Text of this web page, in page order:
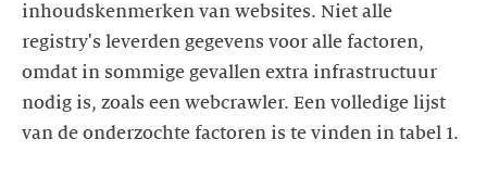
inhoudskenmerken van websites. Niet alle
registry's leverden gegevens voor alle factoren,
omdat in sommige gevallen extra infrastructuur
nodig is, zoals een webcrawler. Een volledige lijst
van de onderzochte factoren is te vinden in tabel 1.